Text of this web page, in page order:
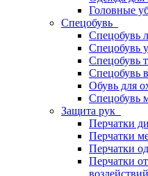
Головные
Спецобувь
Спецобувь
Спецобувь
Спецобувь
Спецобувь
Обувь для
Спецобувь
Защита рук
Перчатки
Перчатки
Перчатки
Перчатки
воздействий